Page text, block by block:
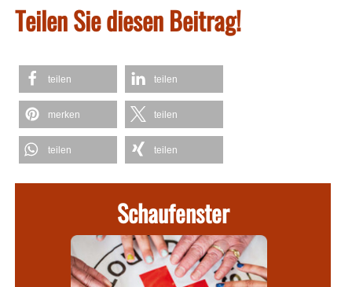
Teilen Sie diesen Beitrag!
teilen teilen
merken teilen
teilen teilen
Schaufenster